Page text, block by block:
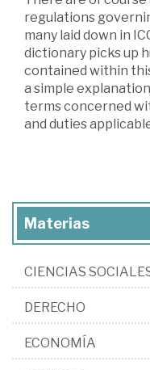
regulations
many laid down in
dictionary picks up
contained within
a simple
terms concerned
and duties
Materias
CIENCIAS
DERECHO
ECONOMÍA